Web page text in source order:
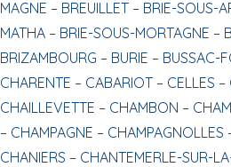
MAGNE – BREUILLET – BRIE-SOUS-
MATHA – BRIE-SOUS-MORTAGNE –
BRIZAMBOURG – BURIE – BUSSAC-
CHARENTE – CABARIOT – CELLES –
CHAILLEVETTE – CHAMBON –
– CHAMPAGNE – CHAMPAGNOLLES
CHANIERS – CHANTEMERLE-SUR-